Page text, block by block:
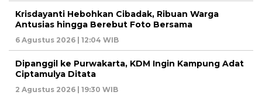
Krisdayanti Hebohkan Cibadak, Ribuan Warga
Antusias hingga Berebut Foto Bersama
6 Agustus 2026 | 12:04 WIB
Dipanggil ke Purwakarta, KDM Ingin Kampung Adat
Ciptamulya Ditata
2 Agustus 2026 | 19:30 WIB